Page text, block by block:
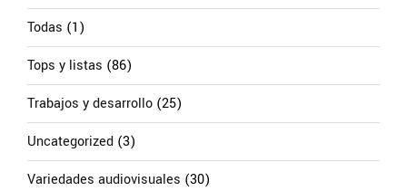
Todas (1)
Tops y listas (86)
Trabajos y desarrollo (25)
Uncategorized (3)
Variedades audiovisuales (30)